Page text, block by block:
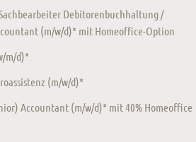
Debitorenbuchhaltung /
(m/w/d)* mit Homeoffice-Option
m/d)*
(m/w/d)*
Accountant (m/w/d)* mit 40% Homeoffice